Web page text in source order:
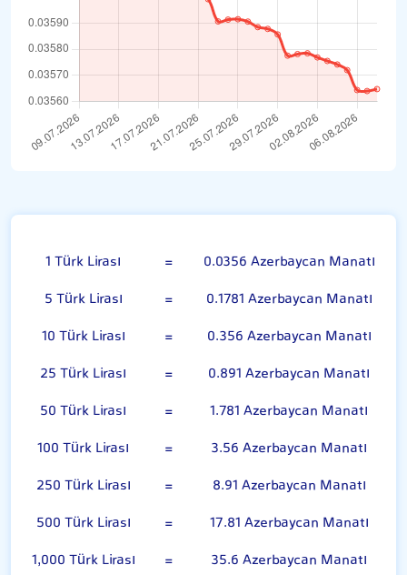
1 Türk Lirası =
0.0356 Azerbaycan Manatı
5 Türk Lirası
=
0.1781 Azerbaycan Manatı
10 Türk Lirası
=
0.356 Azerbaycan Manatı
25 Türk Lirası
=
0.891 Azerbaycan Manatı
50 Türk Lirası
=
1.781 Azerbaycan Manatı
100 Türk Lirası
=
3.56 Azerbaycan Manatı
250 Türk Lirası
=
8.91 Azerbaycan Manatı
500 Türk Lirası
=
17.81 Azerbaycan Manatı
1,000 Türk Lirası
=
35.6 Azerbaycan Manatı